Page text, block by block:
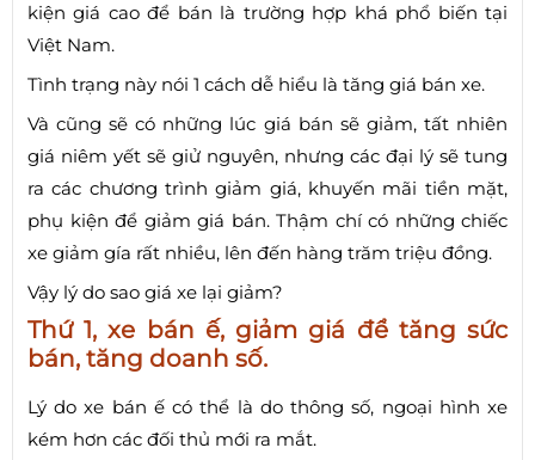
kiện giá cao để bán là trường hợp khá phổ biến tại
Việt Nam.
Tình trạng này nói 1 cách dễ hiểu là tăng giá bán xe.
Và cũng sẽ có những lúc giá bán sẽ giảm, tất nhiên
giá niêm yết sẽ giử nguyên, nhưng các đại lý sẽ tung
ra các chương trình giảm giá, khuyến mãi tiền mặt,
phụ kiện để giảm giá bán. Thậm chí có những chiếc
xe giảm gía rất nhiều, lên đến hàng trăm triệu đồng.
Vậy lý do sao giá xe lại giảm?
Thứ 1, xe bán ế, giảm giá để tăng sức
bán, tăng doanh số.
Lý do xe bán ế có thể là do thông số, ngoại hình xe
kém hơn các đối thủ mới ra mắt.